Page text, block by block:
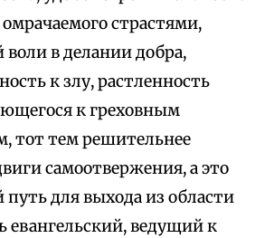
омрачаемого страстями,
воли в делании добра,
к злу, растленность
к греховным
тот тем решительнее
самоотвержения, а это
для выхода из области
евангельский, ведущий к